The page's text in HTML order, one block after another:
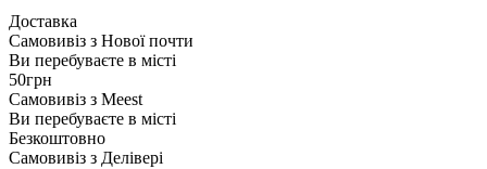
Доставка
Самовивіз з Нової почти
Ви перебуваєте в місті
50грн
Самовивіз з Meest
Ви перебуваєте в місті
Безкоштовно
Самовивіз з Делівері